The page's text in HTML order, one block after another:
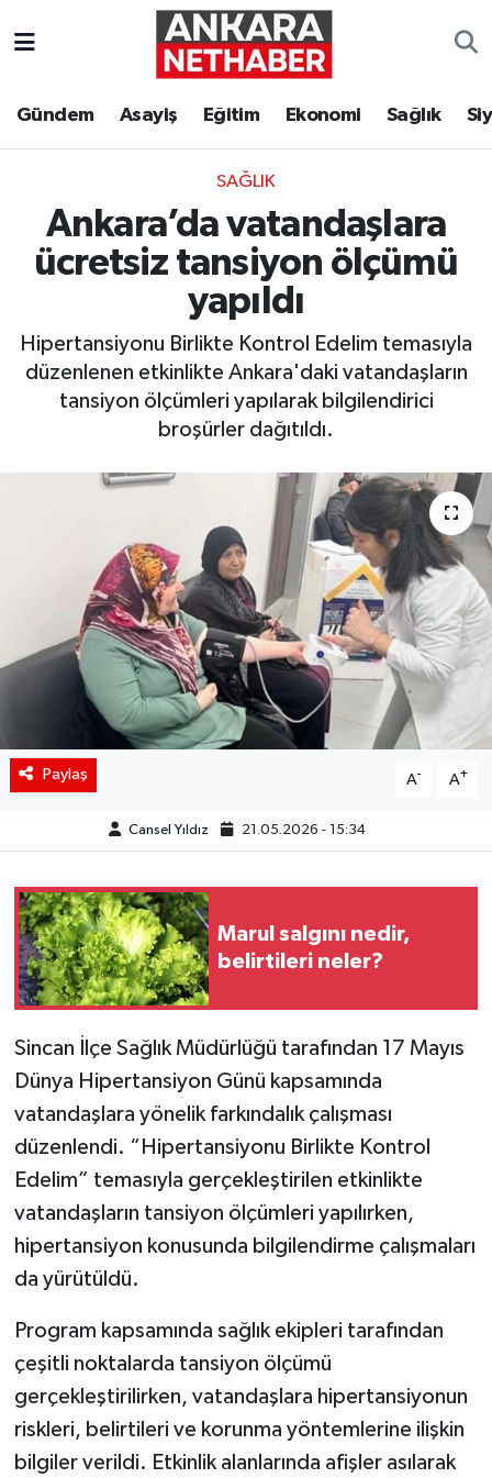
Gündem Asayiş Eğitim Ekonomi Sağlık
SAĞLIK
Ankara’da vatandaşlara
ücretsiz tansiyon ölçümü
yapıldı
Hipertansiyonu Birlikte Kontrol Edelim temasıyla
düzenlenen etkinlikte Ankara'daki vatandaşların
tansiyon ölçümleri yapılarak bilgilendirici
broşürler dağıtıldı.
Paylaş A- A+
Cansel Yıldız 21.05.2026 - 15:34
Marul salgını nedir,
belirtileri neler?
Sincan İlçe Sağlık Müdürlüğü tarafından 17 Mayıs
Dünya Hipertansiyon Günü kapsamında
vatandaşlara yönelik farkındalık çalışması
düzenlendi. “Hipertansiyonu Birlikte Kontrol
Edelim” temasıyla gerçekleştirilen etkinlikte
vatandaşların tansiyon ölçümleri yapılırken,
hipertansiyon konusunda bilgilendirme çalışmaları
da yürütüldü.
Program kapsamında sağlık ekipleri tarafından
çeşitli noktalarda tansiyon ölçümü
gerçekleştirilirken, vatandaşlara hipertansiyonun
riskleri, belirtileri ve korunma yöntemlerine ilişkin
bilgiler verildi. Etkinlik alanlarında afişler asılarak
Ekonomi
Kim Kimdir Nereli
Resmi İlanlar
Sağlık
Spor
Teknoloji
Yaşam
Ankara Hava Durumu
Tüm Manşetler
Son Dakika Haberleri
Haber Arşivi